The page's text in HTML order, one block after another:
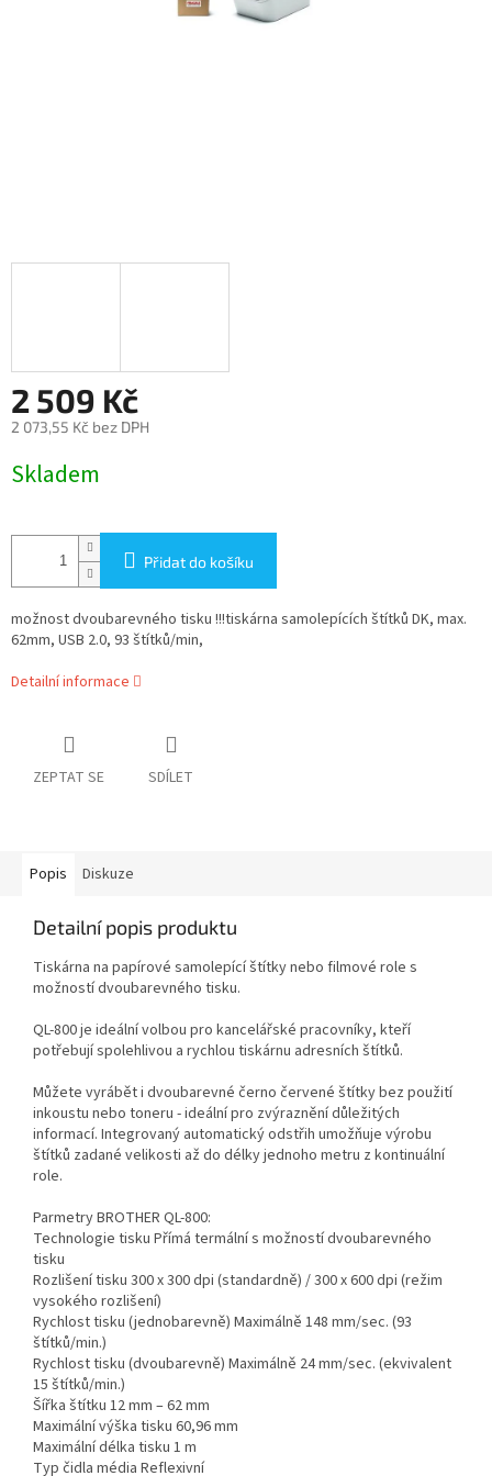
2 509 Kč
2 073,55 Kč bez DPH
cena:
Skladem
Přidat do košíku
možnost dvoubarevného tisku !!!tiskárna samolepících štítků DK, max.
62mm, USB 2.0, 93 štítků/min,
Detailní informace
ZEPTAT SE SDÍLET
Popis Diskuze
Detailní popis produktu
Tiskárna na papírové samolepící štítky nebo filmové role s
možností dvoubarevného tisku.
QL-800 je ideální volbou pro kancelářské pracovníky, kteří
potřebují spolehlivou a rychlou tiskárnu adresních štítků.
Můžete vyrábět i dvoubarevné černo červené štítky bez použití
inkoustu nebo toneru - ideální pro zvýraznění důležitých
informací. Integrovaný automatický odstřih umožňuje výrobu
štítků zadané velikosti až do délky jednoho metru z kontinuální
role.
Parmetry BROTHER QL-800:
Technologie tisku Přímá termální s možností dvoubarevného
tisku
Rozlišení tisku 300 x 300 dpi (standardně) / 300 x 600 dpi (režim
vysokého rozlišení)
Rychlost tisku (jednobarevně) Maximálně 148 mm/sec. (93
štítků/min.)
Rychlost tisku (dvoubarevně) Maximálně 24 mm/sec. (ekvivalent
15 štítků/min.)
Šířka štítku 12 mm – 62 mm
Maximální výška tisku 60,96 mm
Maximální délka tisku 1 m
Typ čidla média Reflexivní